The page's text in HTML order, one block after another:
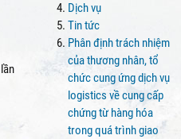
Dịch vụ
Tin tức
Phân định trách nhiệm
của thương nhân, tổ
chức cung ứng dịch vụ
logistics về cung cấp
chứng từ hàng hóa
trong quá trình giao